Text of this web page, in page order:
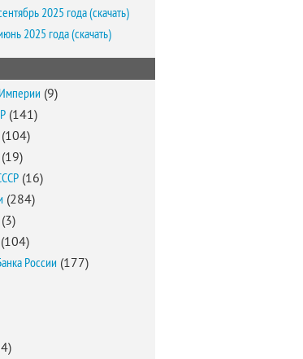
2025 года (скачать)
2025 года (скачать)
(9)
(141)
(104)
(19)
(16)
(284)
(3)
(104)
России (177)